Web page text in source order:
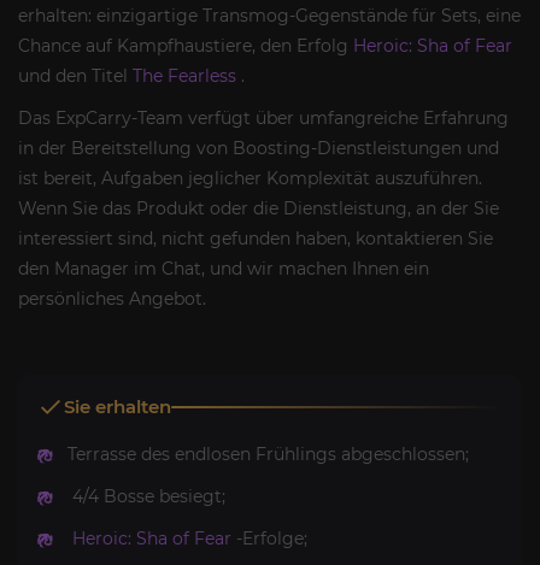
erhalten: einzigartige Transmog-Gegenstände für Sets, eine
Chance auf Kampfhaustiere, den Erfolg Heroic: Sha of Fear
und den Titel The Fearless .
Das ExpCarry-Team verfügt über umfangreiche Erfahrung
in der Bereitstellung von Boosting-Dienstleistungen und
ist bereit, Aufgaben jeglicher Komplexität auszuführen.
Wenn Sie das Produkt oder die Dienstleistung, an der Sie
interessiert sind, nicht gefunden haben, kontaktieren Sie
den Manager im Chat, und wir machen Ihnen ein
persönliches Angebot.
Sie erhalten
Terrasse des endlosen Frühlings abgeschlossen;
4/4 Bosse besiegt;
Heroic: Sha of Fear -Erfolge;